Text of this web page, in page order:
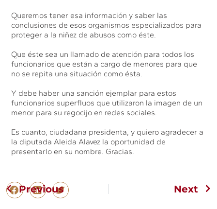
Queremos tener esa información y saber las
conclusiones de esos organismos especializados para
proteger a la niñez de abusos como éste.
Que éste sea un llamado de atención para todos los
funcionarios que están a cargo de menores para que
no se repita una situación como ésta.
Y debe haber una sanción ejemplar para estos
funcionarios superfluos que utilizaron la imagen de un
menor para su regocijo en redes sociales.
Es cuanto, ciudadana presidenta, y quiero agradecer a
la diputada Aleida Alavez la oportunidad de
presentarlo en su nombre. Gracias.
Previous Next